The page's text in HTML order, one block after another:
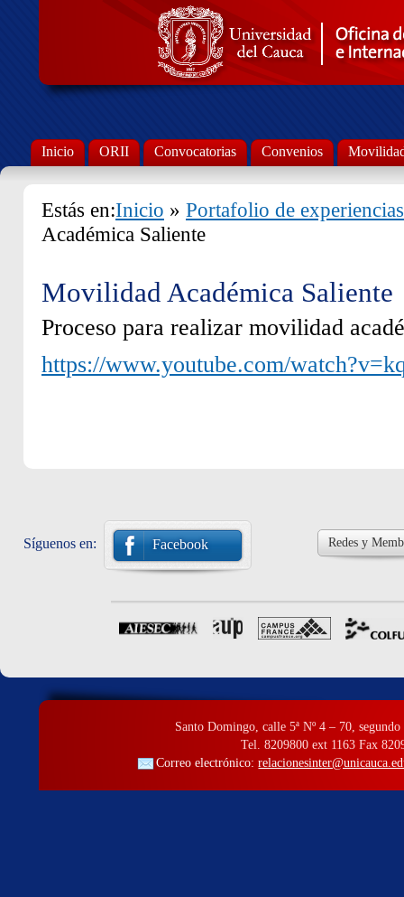
Inicio ORII Convocatorias Convenios
Estás en:Inicio » Portafolio de experiencias
Académica Saliente
Movilidad Académica Saliente
Proceso para realizar movilidad
https://www.youtube.com/
Síguenos en: Facebook Redes y
Santo Domingo, calle 5ª Nº 4 – 70, segundo
Tel. 8209800 ext 1163 Fax
Correo electrónico: